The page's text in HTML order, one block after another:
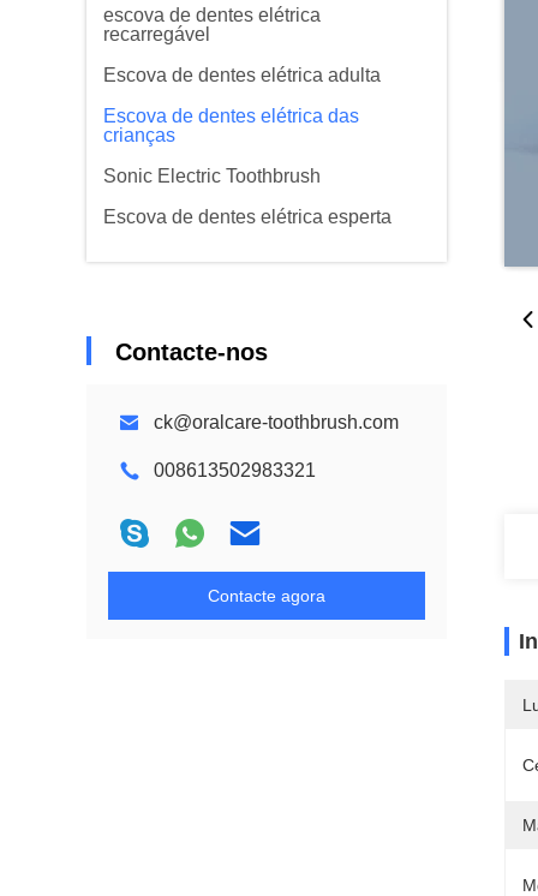
escova de dentes elétrica
recarregável
Escova de dentes elétrica adulta
Escova de dentes elétrica das
crianças
Sonic Electric Toothbrush
Escova de dentes elétrica esperta
Contacte-nos
ck@oralcare-toothbrush.com
008613502983321
Contacte agora